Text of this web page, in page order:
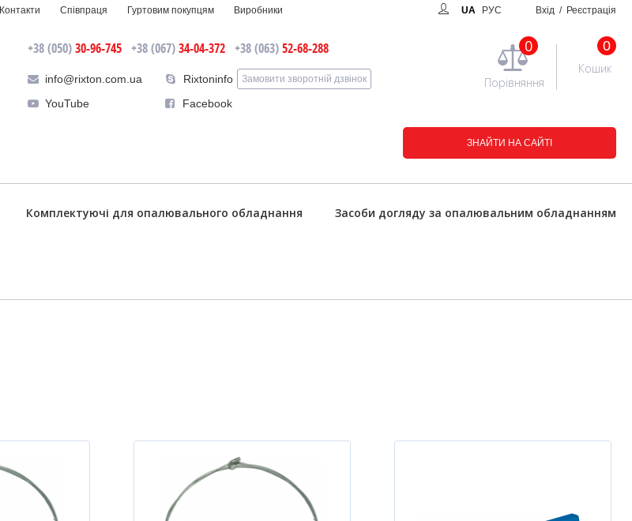
Контакти Співпраця Гуртовим покупцям Виробники UA РУС Вхід / Реєстрація
0
Порівняння
0
Кошик
+38 (050)30-96-745 +38 (067)34-04-372 +38 (063)52-68-288
info@rixton.com.ua Rixtoninfo Замовити зворотній дзвінок
YouTube Facebook
ЗНАЙТИ НА САЙТІ
Комплектуючі для опалювального обладнання Засоби догляду за опалювальним обладнанням